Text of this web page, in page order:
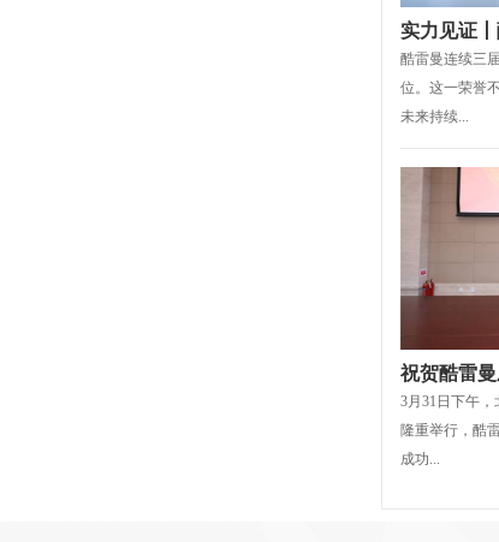
酷雷曼连续三
位。这一荣誉
未来持续...
祝贺酷雷
3月31日下午
隆重举行，酷
成功...